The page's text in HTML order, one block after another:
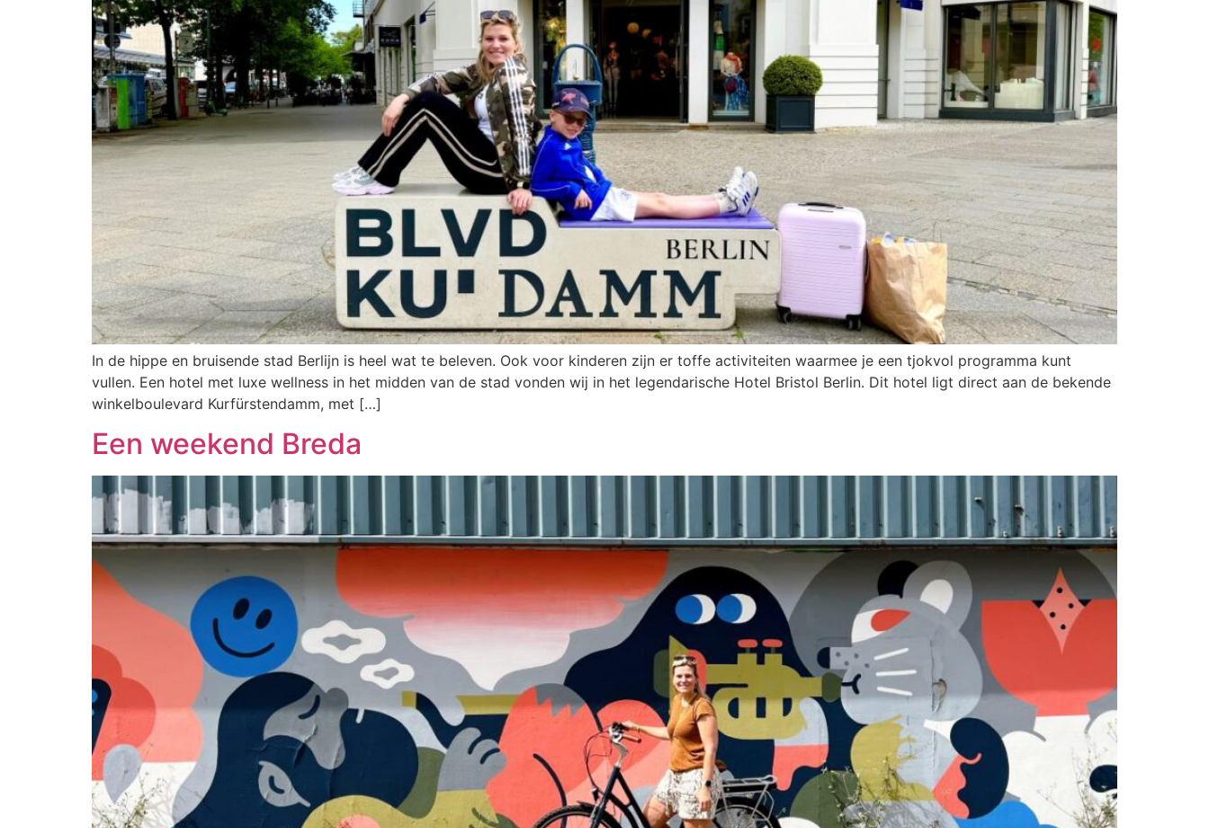
In de hippe en bruisende stad Berlijn is heel wat te beleven. Ook voor kinderen zijn er toffe activiteiten waarmee je een tjokvol programma kunt
vullen. Een hotel met luxe wellness in het midden van de stad vonden wij in het legendarische Hotel Bristol Berlin. Dit hotel ligt direct aan de bekende
winkelboulevard Kurfürstendamm, met […]
Een weekend Breda